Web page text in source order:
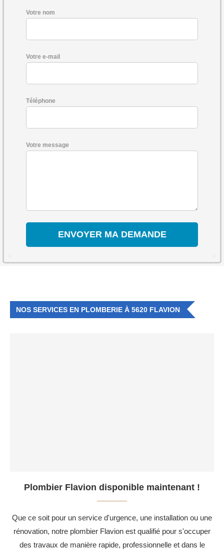
Votre nom
Votre e-mail
Téléphone
Votre message
NOS SERVICES EN PLOMBERIE À 5620 FLAVION
Plombier Flavion disponible maintenant !
Que ce soit pour un service d'urgence, une installation ou une
rénovation, notre plombier Flavion est qualifié pour s'occuper
des travaux de manière rapide, professionnelle et dans le